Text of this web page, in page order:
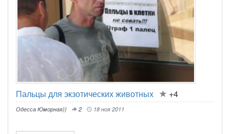
Пальцы для экзотических животных +4
Одесса Юморная)) 2 18 ноя 2011